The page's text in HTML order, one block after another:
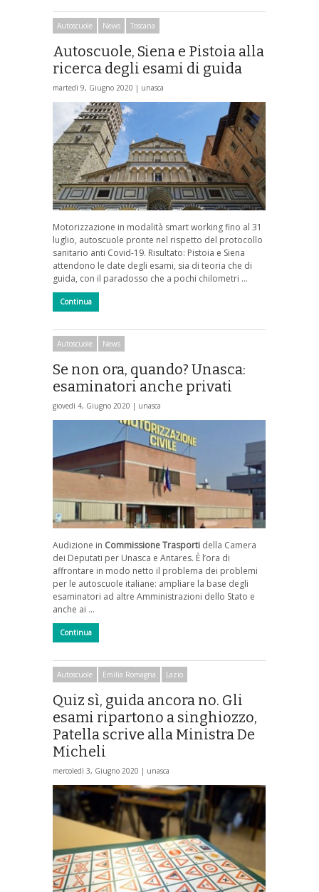
Autoscuole News Toscana
Autoscuole, Siena e Pistoia alla
ricerca degli esami di guida
martedì 9, Giugno 2020 | unasca
Motorizzazione in modalità smart working fino al 31
luglio, autoscuole pronte nel rispetto del protocollo
sanitario anti Covid-19. Risultato: Pistoia e Siena
attendono le date degli esami, sia di teoria che di
guida, con il paradosso che a pochi chilometri …
Continua
Autoscuole News
Se non ora, quando? Unasca:
esaminatori anche privati
giovedì 4, Giugno 2020 | unasca
Audizione in Commissione Trasporti della Camera
dei Deputati per Unasca e Antares. È l’ora di
affrontare in modo netto il problema dei problemi
per le autoscuole italiane: ampliare la base degli
esaminatori ad altre Amministrazioni dello Stato e
anche ai …
Continua
Autoscuole Emilia Romagna Lazio
Quiz sì, guida ancora no. Gli
esami ripartono a singhiozzo,
Patella scrive alla Ministra De
Micheli
mercoledì 3, Giugno 2020 | unasca